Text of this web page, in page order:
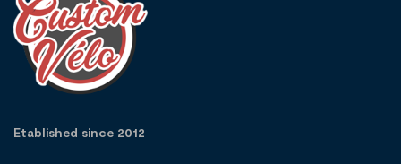
Etablished since 2012